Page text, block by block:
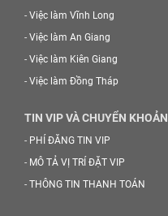
- Việc làm Vĩnh Long
- Việc làm An Giang
- Việc làm Kiên Giang
- Việc làm Đồng Tháp
TIN VIP VÀ CHUYỂN KHOẢN
- PHÍ ĐĂNG TIN VIP
- MÔ TẢ VỊ TRÍ ĐẶT VIP
- THÔNG TIN THANH TOÁN